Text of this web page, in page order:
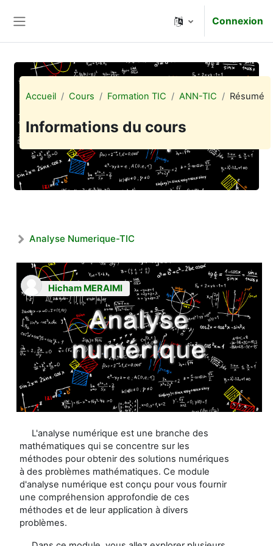
Connexion
Accueil Cours Formation TIC ANN-TIC Résumé
Informations du cours
Analyse Numerique-TIC
Hicham MERAIMI
L'analyse numérique est une branche des
mathématiques qui se concentre sur les
méthodes pour obtenir des solutions numériques
à des problèmes mathématiques. Ce module
d'analyse numérique est conçu pour vous fournir
une compréhension approfondie de ces
méthodes et de leur application à divers
problèmes.